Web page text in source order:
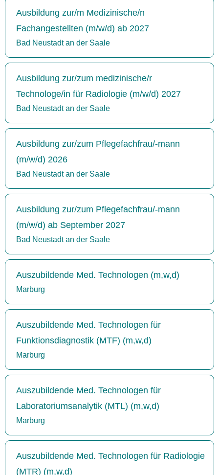
Ausbildung zur/m Medizinische/n
Fachangestellten (m/w/d) ab 2027
Bad Neustadt an der Saale
Ausbildung zur/zum medizinische/r
Technologe/in für Radiologie (m/w/d) 2027
Bad Neustadt an der Saale
Ausbildung zur/zum Pflegefachfrau/-mann
(m/w/d) 2026
Bad Neustadt an der Saale
Ausbildung zur/zum Pflegefachfrau/-mann
(m/w/d) ab September 2027
Bad Neustadt an der Saale
Auszubildende Med. Technologen (m,w,d)
Marburg
Auszubildende Med. Technologen für
Funktionsdiagnostik (MTF) (m,w,d)
Marburg
Auszubildende Med. Technologen für
Laboratoriumsanalytik (MTL) (m,w,d)
Marburg
Auszubildende Med. Technologen für Radiologie
(MTR) (m,w,d)